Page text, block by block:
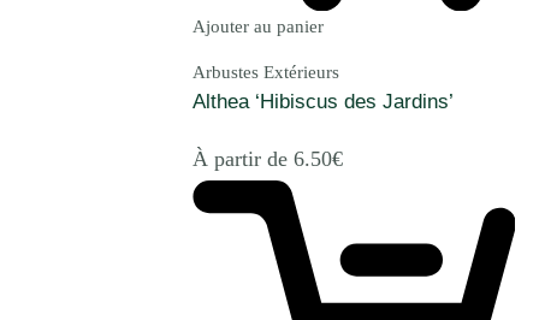
Ajouter au panier
Arbustes Extérieurs
Althea ‘Hibiscus des Jardins’
À partir de 6.50€